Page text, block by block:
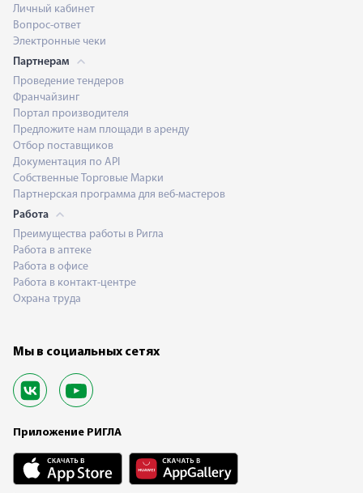
Личный кабинет
Вопрос-ответ
Электронные чеки
Партнерам
Проведение тендеров
Франчайзинг
Портал производителя
Предложите нам площади в аренду
Отбор поставщиков
Документация по API
Собственные Торговые Марки
Партнерская программа для веб-мастеров
Работа
Преимущества работы в Ригла
Работа в аптеке
Работа в офисе
Работа в контакт-центре
Охрана труда
Мы в социальных сетях
Приложение РИГЛА